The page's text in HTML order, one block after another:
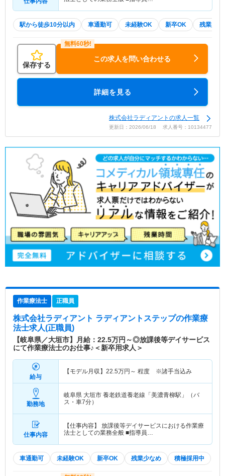
駅から徒歩10分以内 車通勤可 未経験OK 新卒OK 残業少な
保存する
この求人を問い合わせる
詳細を見る
株式会社ラディアントの求人一覧
更新日：2026/06/18 求人番号：10134477
作業療法士 正職員
株式会社ラディアント ラディアントステップの作業療
法士求人(正職員)
【岐阜県／大垣市】月給：22.5万円～◎放課後等デイサービス
にて作業療法士のお仕事♪＜新卒用求人＞
給与
【モデル月収】 22.5万円～ 程度 ※諸手当込み
勤務地
岐阜県 大垣市 養老鉄道養老線「美濃青柳駅」（バ
ス・車7分）
仕事内容
【仕事内容】 放課後等デイサービスにおける作業療
法士としての業務全般 ■指導員…
車通勤可 未経験OK 新卒OK 残業少なめ 積極採用中